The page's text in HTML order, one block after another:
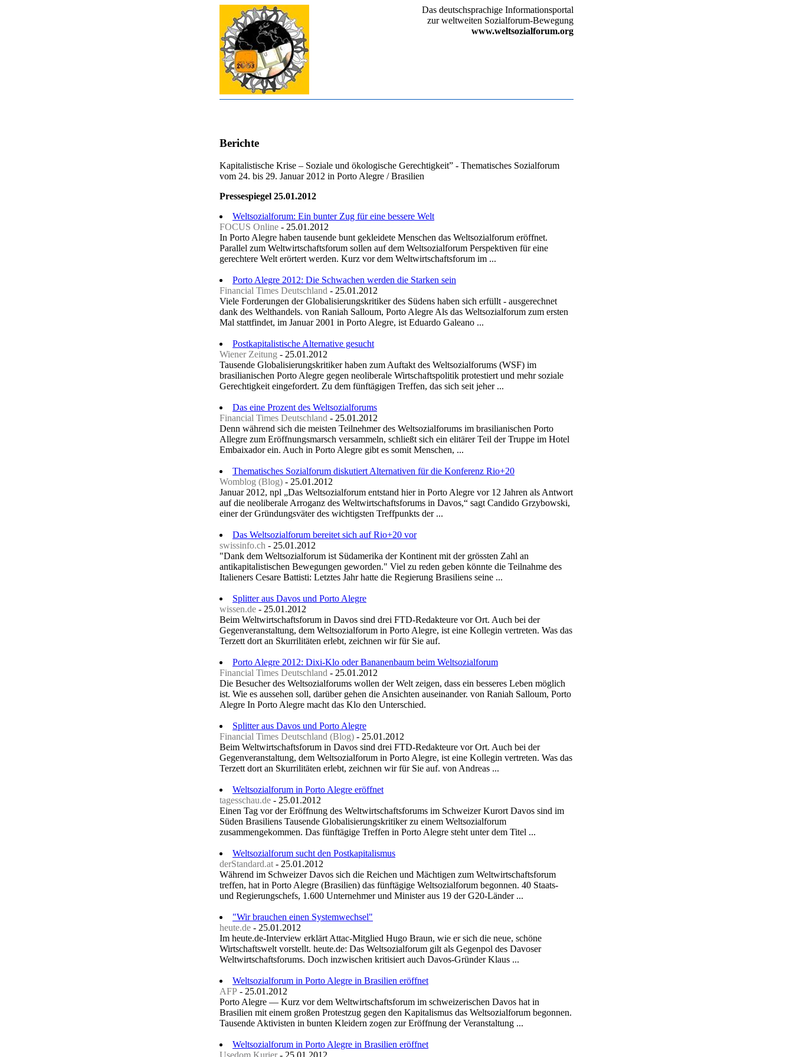
Das deutschsprachige Informationsportal
zur weltweiten Sozialforum-Bewegung
www.weltsozialforum.org
Berichte
Kapitalistische Krise – Soziale und ökologische Gerechtigkeit” - Thematisches Sozialforum
vom 24. bis 29. Januar 2012 in Porto Alegre / Brasilien
Pressespiegel 25.01.2012
Weltsozialforum: Ein bunter Zug für eine bessere Welt
FOCUS Online - ‎25.01.2012‎
In Porto Alegre haben tausende bunt gekleidete Menschen das Weltsozialforum eröffnet.
Parallel zum Weltwirtschaftsforum sollen auf dem Weltsozialforum Perspektiven für eine
gerechtere Welt erörtert werden. Kurz vor dem Weltwirtschaftsforum im ...
Porto Alegre 2012: Die Schwachen werden die Starken sein
Financial Times Deutschland - ‎25.01.2012‎
Viele Forderungen der Globalisierungskritiker des Südens haben sich erfüllt - ausgerechnet
dank des Welthandels. von Raniah Salloum, Porto Alegre Als das Weltsozialforum zum ersten
Mal stattfindet, im Januar 2001 in Porto Alegre, ist Eduardo Galeano ...
Postkapitalistische Alternative gesucht
Wiener Zeitung - ‎25.01.2012‎
Tausende Globalisierungskritiker haben zum Auftakt des Weltsozialforums (WSF) im
brasilianischen Porto Alegre gegen neoliberale Wirtschaftspolitik protestiert und mehr soziale
Gerechtigkeit eingefordert. Zu dem fünftägigen Treffen, das sich seit jeher ...
Das eine Prozent des Weltsozialforums
Financial Times Deutschland - ‎25.01.2012‎
Denn während sich die meisten Teilnehmer des Weltsozialforums im brasilianischen Porto
Allegre zum Eröffnungsmarsch versammeln, schließt sich ein elitärer Teil der Truppe im Hotel
Embaixador ein. Auch in Porto Alegre gibt es somit Menschen, ...
Thematisches Sozialforum diskutiert Alternativen für die Konferenz Rio+20
Womblog (Blog) - ‎25.01.2012‎
Januar 2012, npl „Das Weltsozialforum entstand hier in Porto Alegre vor 12 Jahren als Antwort
auf die neoliberale Arroganz des Weltwirtschaftsforums in Davos,“ sagt Candido Grzybowski,
einer der Gründungsväter des wichtigsten Treffpunkts der ...
Das Weltsozialforum bereitet sich auf Rio+20 vor
swissinfo.ch - ‎25.01.2012‎
"Dank dem Weltsozialforum ist Südamerika der Kontinent mit der grössten Zahl an
antikapitalistischen Bewegungen geworden." Viel zu reden geben könnte die Teilnahme des
Italieners Cesare Battisti: Letztes Jahr hatte die Regierung Brasiliens seine ...
Splitter aus Davos und Porto Alegre
wissen.de - ‎25.01.2012‎
Beim Weltwirtschaftsforum in Davos sind drei FTD-Redakteure vor Ort. Auch bei der
Gegenveranstaltung, dem Weltsozialforum in Porto Alegre, ist eine Kollegin vertreten. Was das
Terzett dort an Skurrilitäten erlebt, zeichnen wir für Sie auf.
Porto Alegre 2012: Dixi-Klo oder Bananenbaum beim Weltsozialforum
Financial Times Deutschland - ‎25.01.2012‎
Die Besucher des Weltsozialforums wollen der Welt zeigen, dass ein besseres Leben möglich
ist. Wie es aussehen soll, darüber gehen die Ansichten auseinander. von Raniah Salloum, Porto
Alegre In Porto Alegre macht das Klo den Unterschied.
Splitter aus Davos und Porto Alegre
Financial Times Deutschland (Blog) - ‎25.01.2012‎
Beim Weltwirtschaftsforum in Davos sind drei FTD-Redakteure vor Ort. Auch bei der
Gegenveranstaltung, dem Weltsozialforum in Porto Alegre, ist eine Kollegin vertreten. Was das
Terzett dort an Skurrilitäten erlebt, zeichnen wir für Sie auf. von Andreas ...
Weltsozialforum in Porto Alegre eröffnet
tagesschau.de - ‎25.01.2012‎
Einen Tag vor der Eröffnung des Weltwirtschaftsforums im Schweizer Kurort Davos sind im
Süden Brasiliens Tausende Globalisierungskritiker zu einem Weltsozialforum
zusammengekommen. Das fünftägige Treffen in Porto Alegre steht unter dem Titel ...
Weltsozialforum sucht den Postkapitalismus
derStandard.at- ‎25.01.2012‎
Während im Schweizer Davos sich die Reichen und Mächtigen zum Weltwirtschaftsforum
treffen, hat in Porto Alegre (Brasilien) das fünftägige Weltsozialforum begonnen. 40 Staats-
und Regierungschefs, 1.600 Unternehmer und Minister aus 19 der G20-Länder ...
"Wir brauchen einen Systemwechsel"
heute.de - ‎25.01.2012‎
Im heute.de-Interview erklärt Attac-Mitglied Hugo Braun, wie er sich die neue, schöne
Wirtschaftswelt vorstellt. heute.de: Das Weltsozialforum gilt als Gegenpol des Davoser
Weltwirtschaftsforums. Doch inzwischen kritisiert auch Davos-Gründer Klaus ...
Weltsozialforum in Porto Alegre in Brasilien eröffnet
AFP - ‎25.01.2012‎
Porto Alegre — Kurz vor dem Weltwirtschaftsforum im schweizerischen Davos hat in
Brasilien mit einem großen Protestzug gegen den Kapitalismus das Weltsozialforum begonnen.
Tausende Aktivisten in bunten Kleidern zogen zur Eröffnung der Veranstaltung ...
Weltsozialforum in Porto Alegre in Brasilien eröffnet